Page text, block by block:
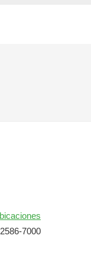
7000